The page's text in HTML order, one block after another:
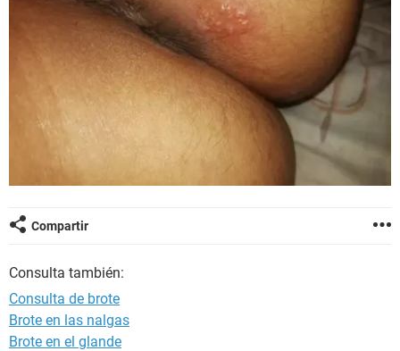
Compartir
Consulta también:
Consulta de brote
Brote en las nalgas
Brote en el glande